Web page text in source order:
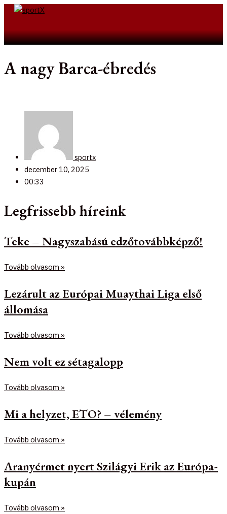
Skip
A nagy Barca-ébredés
sportx
december 10, 2025
00:33
Legfrissebb híreink
Teke – Nagyszabású edzőtovábbképző!
Tovább olvasom »
Lezárult az Európai Muaythai Liga első
állomása
Tovább olvasom »
Nem volt ez sétagalopp
Tovább olvasom »
Mi a helyzet, ETO? – vélemény
Tovább olvasom »
Aranyérmet nyert Szilágyi Erik az Európa-
kupán
Tovább olvasom »